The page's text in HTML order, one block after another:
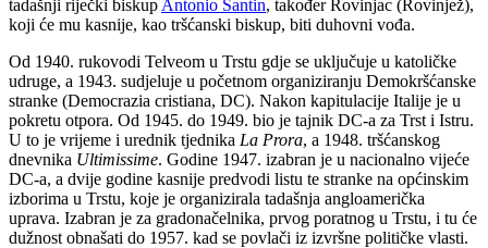
tadašnji riječki biskup Antonio Santin, također Rovinjac (Rovinjež),
koji će mu kasnije, kao tršćanski biskup, biti duhovni vođa.
Od 1940. rukovodi Telveom u Trstu gdje se uključuje u katoličke
udruge, a 1943. sudjeluje u početnom organiziranju Demokršćanske
stranke (Democrazia cristiana, DC). Nakon kapitulacije Italije je u
pokretu otpora. Od 1945. do 1949. bio je tajnik DC-a za Trst i Istru.
U to je vrijeme i urednik tjednika La Prora, a 1948. tršćanskog
dnevnika Ultimissime. Godine 1947. izabran je u nacionalno vijeće
DC-a, a dvije godine kasnije predvodi listu te stranke na općinskim
izborima u Trstu, koje je organizirala tadašnja angloamerička
uprava. Izabran je za gradonačelnika, prvog poratnog u Trstu, i tu će
dužnost obnašati do 1957. kad se povlači iz izvršne političke vlasti.